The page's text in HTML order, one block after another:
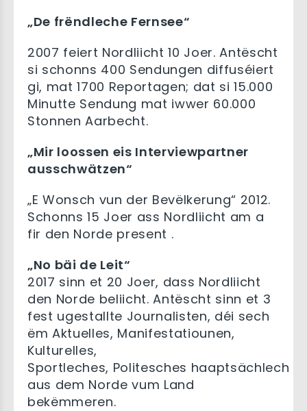
„De frëndleche Fernsee“
2007 feiert Nordliicht 10 Joer. Antëscht
si schonns 400 Sendungen diffuséiert
gi, mat 1700 Reportagen; dat si 15.000
Minutte Sendung mat iwwer 60.000
Stonnen Aarbecht.
„Mir loossen eis Interviewpartner
ausschwätzen“
„E Wonsch vun der Bevëlkerung“ 2012.
Schonns 15 Joer ass Nordliicht am a
fir den Norde present .
„No bäi de Leit“
2017 sinn et 20 Joer, dass Nordliicht
den Norde beliicht. Antëscht sinn et 3
fest ugestallte Journalisten, déi sech
ëm Aktuelles, Manifestatiounen,
Kulturelles,
Sportleches, Politesches haaptsächlech
aus dem Norde vum Land
bekëmmeren.